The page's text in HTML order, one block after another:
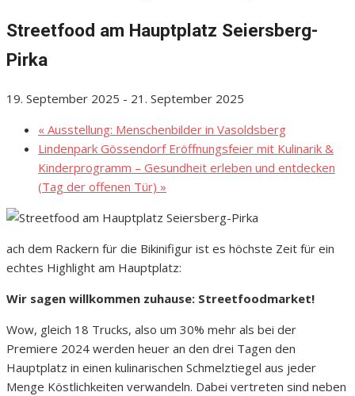
Streetfood am Hauptplatz Seiersberg-
Pirka
19. September 2025 - 21. September 2025
« Ausstellung: Menschenbilder in Vasoldsberg
Lindenpark Gössendorf Eröffnungsfeier mit Kulinarik &
Kinderprogramm – Gesundheit erleben und entdecken
(Tag der offenen Tür) »
ach dem Rackern für die Bikinifigur ist es höchste Zeit für ein
echtes Highlight am Hauptplatz:
Wir sagen willkommen zuhause: Streetfoodmarket!
Wow, gleich 18 Trucks, also um 30% mehr als bei der
Premiere 2024 werden heuer an den drei Tagen den
Hauptplatz in einen kulinarischen Schmelztiegel aus jeder
Menge Köstlichkeiten verwandeln. Dabei vertreten sind neben